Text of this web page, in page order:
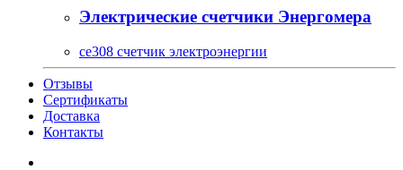
Электрические счетчики Энергомера
ce308 счетчик электроэнергии
Отзывы
Сертификаты
Доставка
Контакты